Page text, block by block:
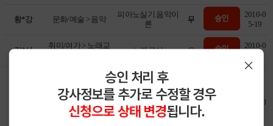
×
승인 처리 후
강사정보를 추가로 수정할 경우
신청으로 상태 변경됩니다.
황*강 문화/예술 > 음악
피아노실기.음악이
론
무
2010-0
5-19
김*성
취미/여가 > 노래교
노래교실 유
2010-0
IT/컴퓨터 > 컴퓨터
Autocad기초,Autoc
ad2급,전산응용기
계제도,기계설계,
일반기계,건설기계
기사,기계가공기능
유
2010-0